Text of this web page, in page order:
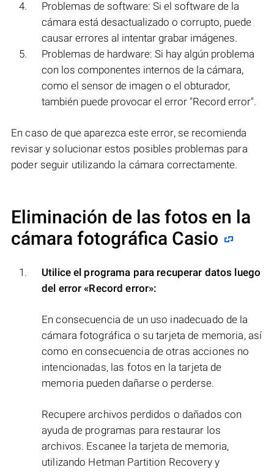
Problemas de software: Si el software de la
cámara está desactualizado o corrupto, puede
causar errores al intentar grabar imágenes.
Problemas de hardware: Si hay algún problema
con los componentes internos de la cámara,
como el sensor de imagen o el obturador,
también puede provocar el error "Record error".
En caso de que aparezca este error, se recomienda
revisar y solucionar estos posibles problemas para
poder seguir utilizando la cámara correctamente.
Eliminación de las fotos en la
cámara fotográfica Casio
Utilice el programa para recuperar datos luego
del error«Record error»:
En consecuencia de un uso inadecuado de la
cámara fotográfica o su tarjeta de memoria, así
como en consecuencia de otras acciones no
intencionadas, las fotos en la tarjeta de
memoria pueden dañarse o perderse.
Recupere archivos perdidos o dañados con
ayuda de programas para restaurar los
archivos. Escanee la tarjeta de memoria,
utilizando Hetman Partition Recovery y